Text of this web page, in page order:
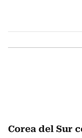
Corea del Sur